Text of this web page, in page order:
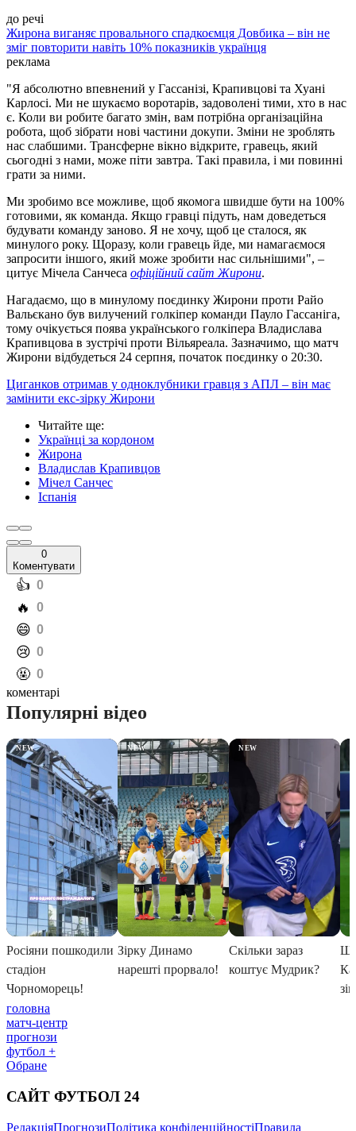
до речі
Жирона виганяє провального спадкоємця Довбика – він не
зміг повторити навіть 10% показників українця
реклама
"Я абсолютно впевнений у Гассанізі, Крапивцові та Хуані
Карлосі. Ми не шукаємо воротарів, задоволені тими, хто в нас
є. Коли ви робите багато змін, вам потрібна організаційна
робота, щоб зібрати нові частини докупи. Зміни не зроблять
нас слабшими. Трансферне вікно відкрите, гравець, який
сьогодні з нами, може піти завтра. Такі правила, і ми повинні
грати за ними.
Ми зробимо все можливе, щоб якомога швидше бути на 100%
готовими, як команда. Якщо гравці підуть, нам доведеться
будувати команду заново. Я не хочу, щоб це сталося, як
минулого року. Щоразу, коли гравець йде, ми намагаємося
запросити іншого, який може зробити нас сильнішими", –
цитує Мічела Санчеса офіційний сайт Жирони.
Нагадаємо, що в минулому поєдинку Жирони проти Райо
Вальєкано був вилучений голкіпер команди Пауло Гассаніга,
тому очікується поява українського голкіпера Владислава
Крапивцова в зустрічі проти Вільяреала. Зазначимо, що матч
Жирони відбудеться 24 серпня, початок поєдинку о 20:30.
Циганков отримав у одноклубники гравця з АПЛ – він має
замінити екс-зірку Жирони
Читайте ще:
Українці за кордоном
Жирона
Владислав Крапивцов
Мічел Санчес
Іспанія
0
Коментувати
️👍 0
️🔥 0
️😄 0
️😢 0
️🤬 0
коментарі
головна
матч-центр
прогнози
футбол +
Обране
САЙТ ФУТБОЛ 24
РедакціяПрогнозиПолітика конфіденційностіПравила